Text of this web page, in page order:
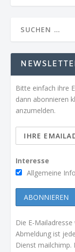
Bitte einfach ihre
dann abonnieren
anzumelden.
Interesse
Allgemeine
Die E-
Abmeldung ist
Dienst